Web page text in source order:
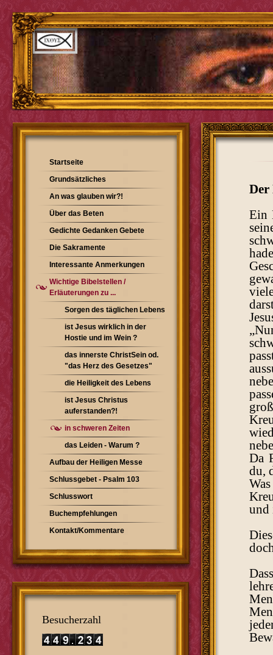
Der
Ein
Da
du,
und
Startseite
Grundsätzliches
An was glauben wir?!
Über das Beten
Gedichte Gedanken Gebete
Die Sakramente
Interessante Anmerkungen
Wichtige Bibelstellen /
Erläuterungen zu ...
Sorgen des täglichen Lebens
ist Jesus wirklich in der
Hostie und im Wein ?
das innerste ChristSein od.
"das Herz des Gesetzes"
die Heiligkeit des Lebens
ist Jesus Christus
auferstanden?!
in schweren Zeiten
das Leiden - Warum ?
Aufbau der Heiligen Messe
Schlussgebet - Psalm 103
Schlusswort
Buchempfehlungen
Kontakt/Kommentare
Besucherzahl